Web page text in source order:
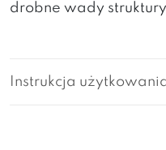
drobne wady
Instrukcja